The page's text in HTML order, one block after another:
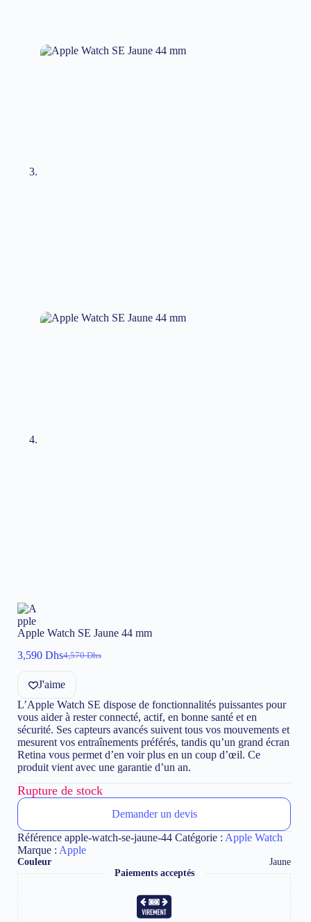
Apple Watch SE Jaune 44 mm
4,570Dhs
Le
prix
initial
était :
4,570 Dhs.
3,590 DhsLe
prix
actuel
est :
3,590 Dhs.
J'aime
L’Apple Watch SE dispose de fonctionnalités puissantes pour
vous aider à rester connecté, actif, en bonne santé et en
sécurité. Ses capteurs avancés suivent tous vos mouvements et
mesurent vos entraînements préférés, tandis qu’un grand écran
Retina vous permet d’en voir plus en un coup d’œil. Ce
produit vient avec une garantie d’un an.
Rupture de stock
Demander un devis
Référence apple-watch-se-jaune-44 Catégorie : Apple Watch
Marque : Apple
Couleur
Jaune
Paiements acceptés